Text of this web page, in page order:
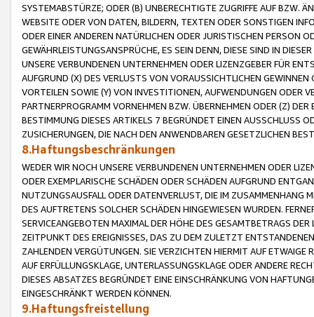
SYSTEMABSTÜRZE; ODER (B) UNBERECHTIGTE ZUGRIFFE AUF BZW.
WEBSITE ODER VON DATEN, BILDERN, TEXTEN ODER SONSTIGEN
ODER EINER ANDEREN NATÜRLICHEN ODER JURISTISCHEN PERSON
GEWÄHRLEISTUNGSANSPRÜCHE, ES SEIN DENN, DIESE SIND IN
UNSERE VERBUNDENEN UNTERNEHMEN ODER LIZENZGEBER FÜR
AUFGRUND (X) DES VERLUSTS VON VORAUSSICHTLICHEN
VORTEILEN SOWIE (Y) VON INVESTITIONEN, AUFWENDUNGEN ODER
PARTNERPROGRAMM VORNEHMEN BZW. ÜBERNEHMEN ODER (Z)
BESTIMMUNG DIESES ARTIKELS 7 BEGRÜNDET EINEN AUSSCHLUSS
ZUSICHERUNGEN, DIE NACH DEN ANWENDBAREN GESETZLICHEN
8.Haftungsbeschränkungen
WEDER WIR NOCH UNSERE VERBUNDENEN UNTERNEHMEN ODER
ODER EXEMPLARISCHE SCHÄDEN ODER SCHÄDEN AUFGRUND
NUTZUNGSAUSFALL ODER DATENVERLUST, DIE IM ZUSAMMENHANG
DES AUFTRETENS SOLCHER SCHÄDEN HINGEWIESEN WURDEN.
SERVICEANGEBOTEN MAXIMAL DER HÖHE DES GESAMTBETRAGS
ZEITPUNKT DES EREIGNISSES, DAS ZU DEM ZULETZT
ZAHLENDEN VERGÜTUNGEN. SIE VERZICHTEN HIERMIT AUF
AUF ERFÜLLUNGSKLAGE, UNTERLASSUNGSKLAGE ODER ANDERE
DIESES ABSATZES BEGRÜNDET EINE EINSCHRÄNKUNG VON
EINGESCHRÄNKT WERDEN KÖNNEN.
9.Haftungsfreistellung